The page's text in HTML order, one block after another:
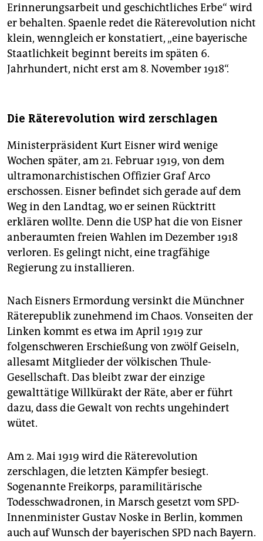
Erinnerungs­arbeit und geschichtliches Erbe“ wird
er behalten. Spaenle redet die Räterevolution nicht
klein, wenngleich er konstatiert, „eine bayerische
Staatlichkeit beginnt bereits im späten 6.
Jahrhundert, nicht erst am 8. November 1918“.
Die Räterevolution wird zerschlagen
Ministerpräsident Kurt Eisner wird wenige
Wochen später, am 21. Februar 1919, von dem
ultramonarchistischen Offizier Graf Arco
erschossen. Eisner befindet sich gerade auf dem
Weg in den Landtag, wo er seinen Rücktritt
erklären wollte. Denn die USP hat die von Eisner
anberaumten freien Wahlen im Dezember 1918
verloren. Es gelingt nicht, eine tragfähige
Regierung zu installieren.
Nach Eisners Ermordung versinkt die Münchner
Räte­republik zunehmend im Chaos. Vonseiten der
Linken kommt es etwa im April 1919 zur
folgenschweren Erschießung von zwölf Geiseln,
allesamt Mitglieder der völkischen Thule-
Gesellschaft. Das bleibt zwar der einzige
gewalttätige Willkürakt der Räte, aber er führt
dazu, dass die Gewalt von rechts ungehindert
wütet.
Am 2. Mai 1919 wird die Räterevolution
zerschlagen, die letzten Kämpfer besiegt.
Sogenannte Freikorps, paramilitärische
Todesschwadronen, in Marsch gesetzt vom SPD-
Innenminister Gustav Noske in Berlin, kommen
auch auf Wunsch der bayerischen SPD nach Bayern.